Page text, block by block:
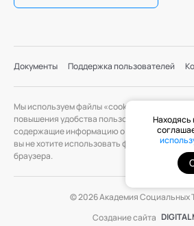
Документы Поддержка пользователей
Мы используем файлы «cookie» с целью
повышения удобства пользования веб-
содержащие информацию о предыдущих
вы не хотите использовать файлы «cookie»,
браузера.
© 2026 Академия Социальных
Создание сайта DIGITAL
Находясь